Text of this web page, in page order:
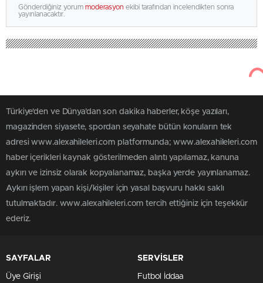
Gönderdiğiniz yorum moderasyon ekibi tarafından incelendikten sonra
yayınlanacaktır.
Türkiye'den ve Dünya’dan son dakika haberler, köşe yazıları,
magazinden siyasete, spordan seyahate bütün konuların tek
adresi www.alexahileleri.com platformunda; www.alexahileleri.com
haber içerikleri kaynak gösterilmeden alıntı yapılamaz, kanuna
aykırı ve izinsiz olarak kopyalanamaz, başka yerde yayınlanamaz.
Aykırı işlem yapan kişi/kişiler için yasal başvuru hakkı saklı
tutulmaktadır. www.alexahileleri.com tercih ettiğiniz için teşekkür
ederiz.
SAYFALAR
Üye Girişi
SERVİSLER
Futbol İddaa